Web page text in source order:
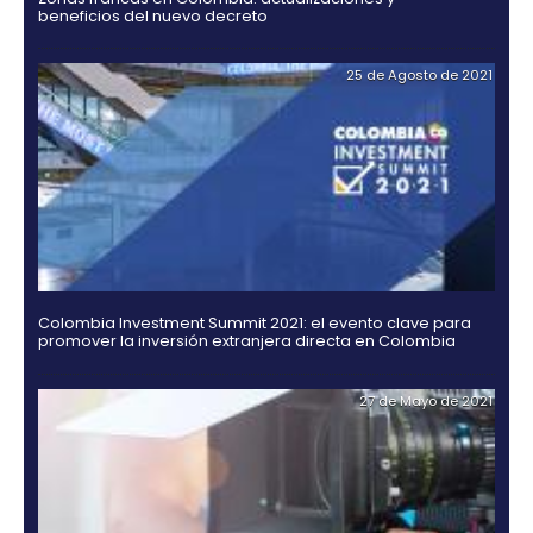
Rating agencies Moody's, Fitch and Standard &
ratify their confidence in Colombia
02 de